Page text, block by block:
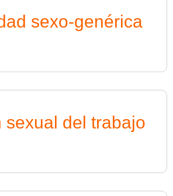
sexo-genérica
sexual del trabajo